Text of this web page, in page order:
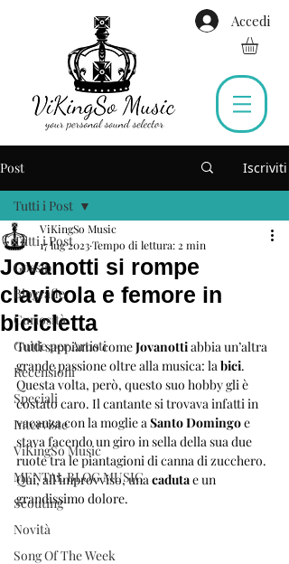
Accedi
Post Iscriviti
Tutti i Post
Gossip
Biografie
Curiosità
Guide per Artisti
Recensioni
Speciali
Interviste
ViKingSo Music
MENTAL BLOG MUSIC
Scouting
Novità
Song Of The Week
Tutti i Post
Jovanotti si rompe
clavicola e femore in
bicicletta
ViKingSo Music
17 lug 2023Tempo di lettura: 2 min
Tutti sappiamo come Jovanotti abbia un’altra
grande passione oltre alla musica: la bici.
Questa volta, però, questo suo hobby gli è
costato caro. Il cantante si trovava infatti in
vacanza con la moglie a Santo Domingo e
stava facendo un giro in sella della sua due
ruote tra le piantagioni di canna di zucchero.
Qui, all’improvviso, una caduta e un
grandissimo dolore.